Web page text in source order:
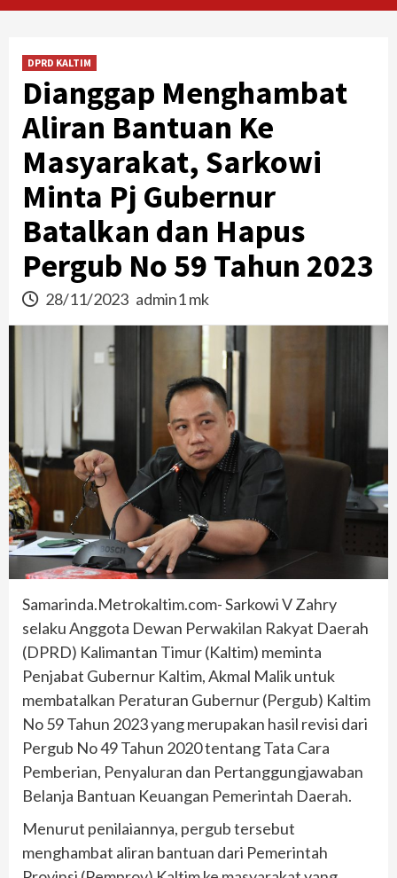
DPRD KALTIM
Dianggap Menghambat
Aliran Bantuan Ke
Masyarakat, Sarkowi
Minta Pj Gubernur
Batalkan dan Hapus
Pergub No 59 Tahun 2023
28/11/2023 admin1 mk
Samarinda.Metrokaltim.com- Sarkowi V Zahry
selaku Anggota Dewan Perwakilan Rakyat Daerah
(DPRD) Kalimantan Timur (Kaltim) meminta
Penjabat Gubernur Kaltim, Akmal Malik untuk
membatalkan Peraturan Gubernur (Pergub) Kaltim
No 59 Tahun 2023 yang merupakan hasil revisi dari
Pergub No 49 Tahun 2020 tentang Tata Cara
Pemberian, Penyaluran dan Pertanggungjawaban
Belanja Bantuan Keuangan Pemerintah Daerah.
Menurut penilaiannya, pergub tersebut
menghambat aliran bantuan dari Pemerintah